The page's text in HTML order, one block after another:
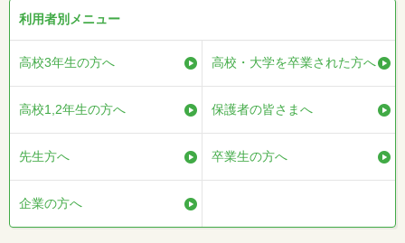
利用者別メニュー
高校3年生の方へ 高校・大学を卒業された方へ
高校1,2年生の方へ 保護者の皆さまへ
先生方へ 卒業生の方へ
企業の方へ